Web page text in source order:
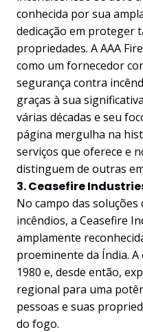
conhecida por sua
dedicação em proteger
propriedades. A AAA
como um fornecedor
segurança contra
graças à sua
várias décadas e seu
página mergulha na
serviços que oferece e
distinguem de outras
3. Ceasefire
No campo das
incêndios, a Ceasefire
amplamente
proeminente da Índia.
1980 e, desde então,
regional para uma
pessoas e suas
do fogo.